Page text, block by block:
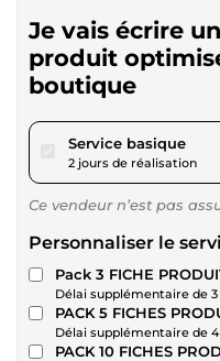
Je vais écrire
produit
boutique
Service basiquepour
2 jours de réalisation
Ce vendeur n’est pas
Personnaliser le
Pack 3 FICHE
Délai supplémentaire de
PACK 5 FICHES
Délai supplémentaire de
PACK 10 FICHES